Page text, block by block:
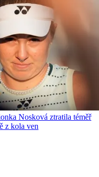
Nosková ztratila téměř
z kola ven